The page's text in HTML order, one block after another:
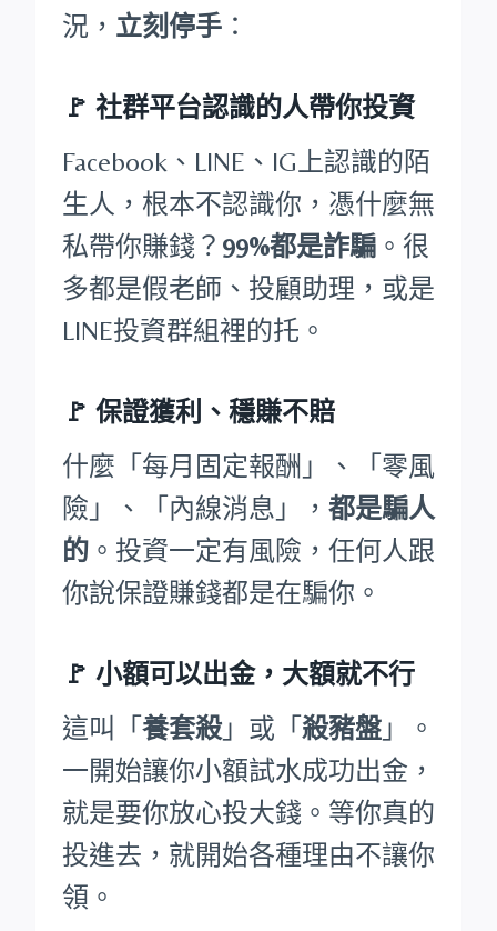
況， 立刻停手 ：
🚩 社群平台認識的人帶你投資
Facebook、LINE、IG上認識的陌
生人，根本不認識你，憑什麼無
私帶你賺錢？ 99%都是詐騙 。很
多都是假老師、投顧助理，或是
LINE投資群組裡的托。
🚩 保證獲利、穩賺不賠
什麼「每月固定報酬」、「零風
險」、「內線消息」， 都是騙人
的 。投資一定有風險，任何人跟
你說保證賺錢都是在騙你。
🚩 小額可以出金，大額就不行
這叫「 養套殺」或「 殺豬盤 」。
一開始讓你小額試水成功出金，
就是要你放心投大錢。等你真的
投進去，就開始各種理由不讓你
領。